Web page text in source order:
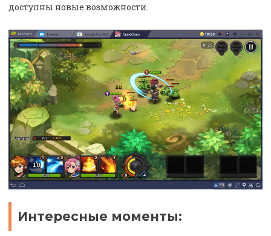
доступны новые возможности.
Интересные моменты: